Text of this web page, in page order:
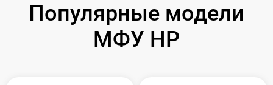
Популярные модели
МФУ HP